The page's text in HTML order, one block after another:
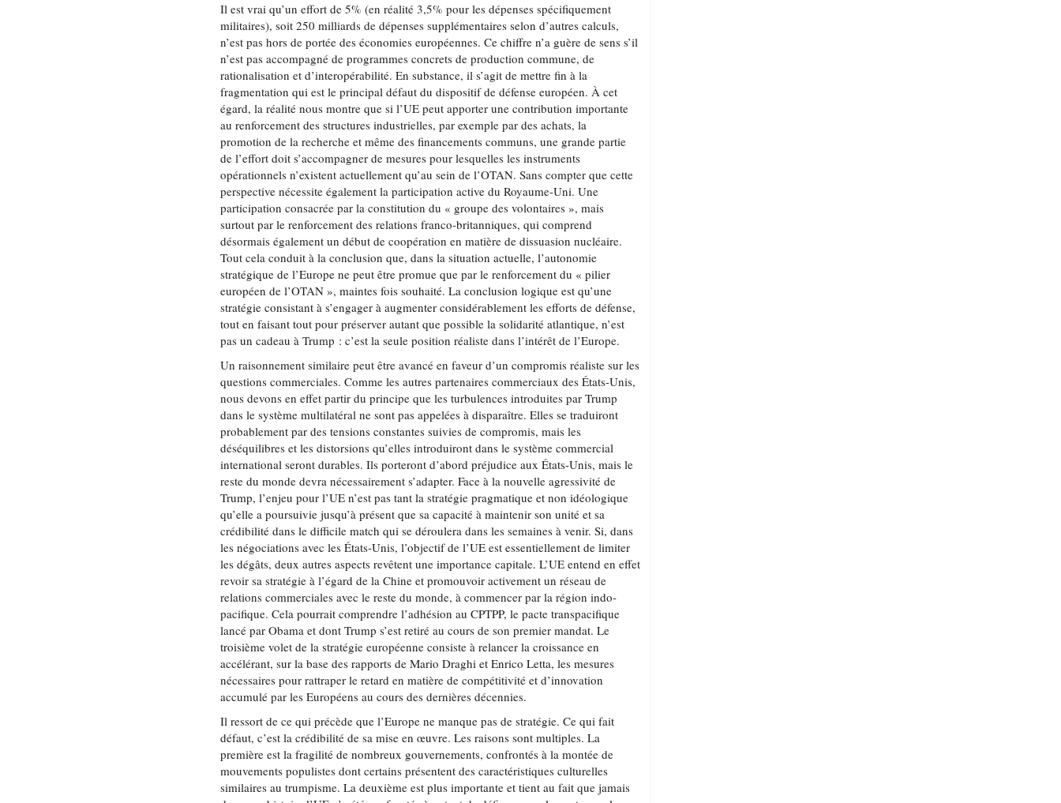
Il est vrai qu’un effort de 5% (en réalité 3,5% pour les dépenses spécifiquement
militaires), soit 250 milliards de dépenses supplémentaires selon d’autres calculs,
n’est pas hors de portée des économies européennes. Ce chiffre n’a guère de sens s’il
n’est pas accompagné de programmes concrets de production commune, de
rationalisation et d’interopérabilité. En substance, il s’agit de mettre fin à la
fragmentation qui est le principal défaut du dispositif de défense européen. À cet
égard, la réalité nous montre que si l’UE peut apporter une contribution importante
au renforcement des structures industrielles, par exemple par des achats, la
promotion de la recherche et même des financements communs, une grande partie
de l’effort doit s’accompagner de mesures pour lesquelles les instruments
opérationnels n’existent actuellement qu’au sein de l’OTAN. Sans compter que cette
perspective nécessite également la participation active du Royaume-Uni. Une
participation consacrée par la constitution du « groupe des volontaires », mais
surtout par le renforcement des relations franco-britanniques, qui comprend
désormais également un début de coopération en matière de dissuasion nucléaire.
Tout cela conduit à la conclusion que, dans la situation actuelle, l’autonomie
stratégique de l’Europe ne peut être promue que par le renforcement du « pilier
européen de l’OTAN », maintes fois souhaité. La conclusion logique est qu’une
stratégie consistant à s’engager à augmenter considérablement les efforts de défense,
tout en faisant tout pour préserver autant que possible la solidarité atlantique, n’est
pas un cadeau à Trump : c’est la seule position réaliste dans l’intérêt de l’Europe.
Un raisonnement similaire peut être avancé en faveur d’un compromis réaliste sur les
questions commerciales. Comme les autres partenaires commerciaux des États-Unis,
nous devons en effet partir du principe que les turbulences introduites par Trump
dans le système multilatéral ne sont pas appelées à disparaître. Elles se traduiront
probablement par des tensions constantes suivies de compromis, mais les
déséquilibres et les distorsions qu’elles introduiront dans le système commercial
international seront durables. Ils porteront d’abord préjudice aux États-Unis, mais le
reste du monde devra nécessairement s’adapter. Face à la nouvelle agressivité de
Trump, l’enjeu pour l’UE n’est pas tant la stratégie pragmatique et non idéologique
qu’elle a poursuivie jusqu’à présent que sa capacité à maintenir son unité et sa
crédibilité dans le difficile match qui se déroulera dans les semaines à venir. Si, dans
les négociations avec les États-Unis, l’objectif de l’UE est essentiellement de limiter
les dégâts, deux autres aspects revêtent une importance capitale. L’UE entend en effet
revoir sa stratégie à l’égard de la Chine et promouvoir activement un réseau de
relations commerciales avec le reste du monde, à commencer par la région indo-
pacifique. Cela pourrait comprendre l’adhésion au CPTPP, le pacte transpacifique
lancé par Obama et dont Trump s’est retiré au cours de son premier mandat. Le
troisième volet de la stratégie européenne consiste à relancer la croissance en
accélérant, sur la base des rapports de Mario Draghi et Enrico Letta, les mesures
nécessaires pour rattraper le retard en matière de compétitivité et d’innovation
accumulé par les Européens au cours des dernières décennies.
Il ressort de ce qui précède que l’Europe ne manque pas de stratégie. Ce qui fait
défaut, c’est la crédibilité de sa mise en œuvre. Les raisons sont multiples. La
première est la fragilité de nombreux gouvernements, confrontés à la montée de
mouvements populistes dont certains présentent des caractéristiques culturelles
similaires au trumpisme. La deuxième est plus importante et tient au fait que jamais